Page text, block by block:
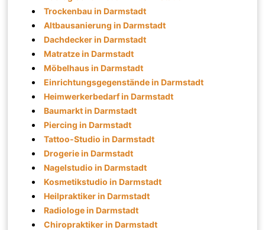
Trockenbau in Darmstadt
Altbausanierung in Darmstadt
Dachdecker in Darmstadt
Matratze in Darmstadt
Möbelhaus in Darmstadt
Einrichtungsgegenstände in Darmstadt
Heimwerkerbedarf in Darmstadt
Baumarkt in Darmstadt
Piercing in Darmstadt
Tattoo-Studio in Darmstadt
Drogerie in Darmstadt
Nagelstudio in Darmstadt
Kosmetikstudio in Darmstadt
Heilpraktiker in Darmstadt
Radiologe in Darmstadt
Chiropraktiker in Darmstadt